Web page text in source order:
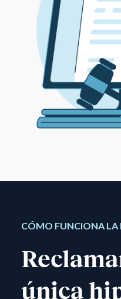
CÓMO FUNCIONA LA
única